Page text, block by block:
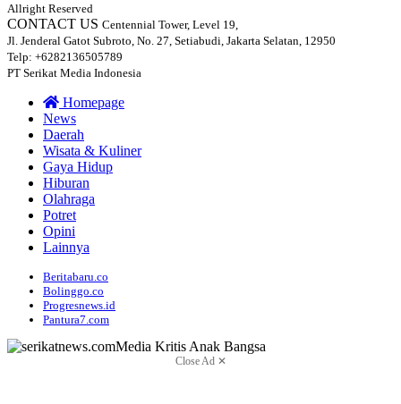
Allright Reserved
CONTACT US Centennial Tower, Level 19,
Jl. Jenderal Gatot Subroto, No. 27, Setiabudi, Jakarta Selatan, 12950
Telp: +6282136505789
PT Serikat Media Indonesia
Homepage
News
Daerah
Wisata & Kuliner
Gaya Hidup
Hiburan
Olahraga
Potret
Opini
Lainnya
Beritabaru.co
Bolinggo.co
Progresnews.id
Pantura7.com
Close Ad ✕